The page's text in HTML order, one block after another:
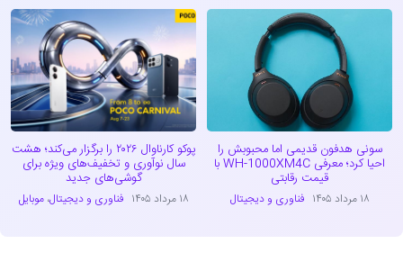
سونی هدفون قدیمی اما محبوبش را
احیا کرد؛ معرفی WH-1000XM4C با
قیمت رقابتی
۱۸ مرداد ۱۴۰۵ فناوری و دیجیتال
پوکو کارناوال ۲۰۲۶ را برگزار می‌کند؛ هشت
سال نوآوری و تخفیف‌های ویژه برای
گوشی‌های جدید
۱۸ مرداد ۱۴۰۵ فناوری و دیجیتال،موبایل